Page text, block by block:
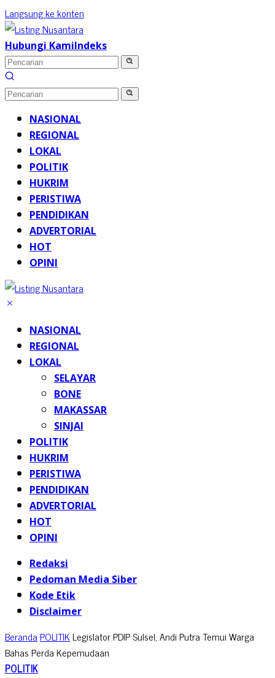
Langsung ke konten
Hubungi KamiIndeks
NASIONAL
REGIONAL
LOKAL
POLITIK
HUKRIM
PERISTIWA
PENDIDIKAN
ADVERTORIAL
HOT
OPINI
NASIONAL
REGIONAL
LOKAL
SELAYAR
BONE
MAKASSAR
SINJAI
POLITIK
HUKRIM
PERISTIWA
PENDIDIKAN
ADVERTORIAL
HOT
OPINI
Redaksi
Pedoman Media Siber
Kode Etik
Disclaimer
BerandaPOLITIKLegislator PDIP Sulsel, Andi Putra Temui Warga
Bahas Perda Kepemudaan
POLITIK